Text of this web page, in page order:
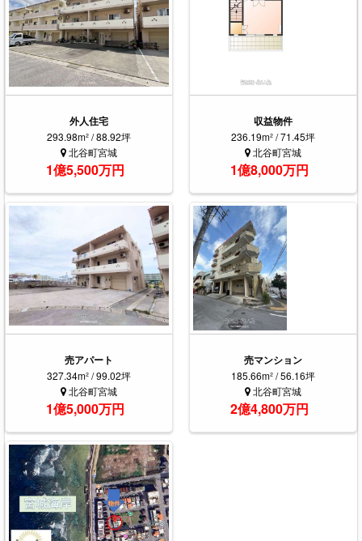
外人住宅
293.98m² / 88.92坪
北谷町宮城
1億5,500万円
収益物件
236.19m² / 71.45坪
北谷町宮城
1億8,000万円
売アパート
327.34m² / 99.02坪
北谷町宮城
1億5,000万円
売マンション
185.66m² / 56.16坪
北谷町宮城
2億4,800万円